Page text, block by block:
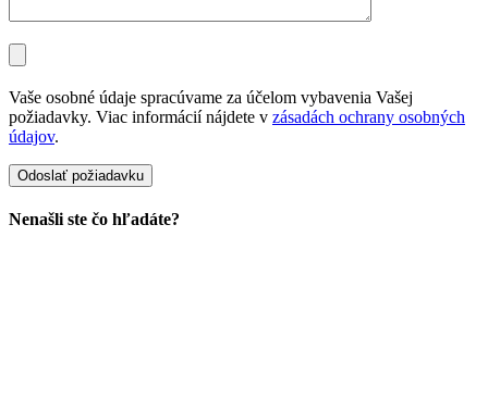
Vaše osobné údaje spracúvame za účelom vybavenia Vašej
požiadavky. Viac informácií nájdete v zásadách ochrany osobných
údajov.
Nenašli ste čo hľadáte?